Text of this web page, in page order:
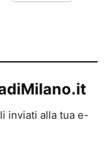
inviati alla tua e-